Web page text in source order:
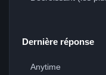
Dernière réponse